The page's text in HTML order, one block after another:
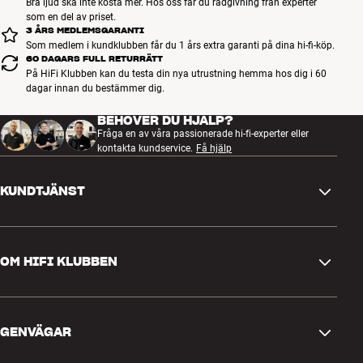
Bärbara produkter från Bang & Olufsen ger dig friheten att vara
spontan utan att behöva kompromissa med kvaliteten. Din
musikupplevelse är en naturlig del av din stil och din vardag och du
kommer att ha den till hands utan att behöva vara bunden till stora
vänner, men när du ska lyssna tillsammans med andra ska det
naturligtvis vara via en högtalare som är både trådlös, mobil,
välspelande och snygg. Allt det här levererar B&O – och de gör det
Mer från Bang & Olufsen
som en del av priset.
3 ÅRS MEDLEMSGARANTI
Som medlem i kundklubben får du 1 års extra garanti på dina hi-fi-köp.
60 DAGARS FULL RETURRÄTT
På HiFi Klubben kan du testa din nya utrustning hemma hos dig i 60
dagar innan du bestämmer dig.
BEHÖVER DU HJÄLP?
Fråga en av våra passionerade hi-fi-experter eller
kontakta kundservice. Få hjälp
KUNDTJÄNST
Frågor och svar
Retur och reklamation
Ångra beställning
OM HIFI KLUBBEN
Om oss
GENVÄGAR